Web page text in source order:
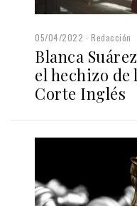
05/04/2022 Redacción
Blanca
el hechizo
Corte Inglés